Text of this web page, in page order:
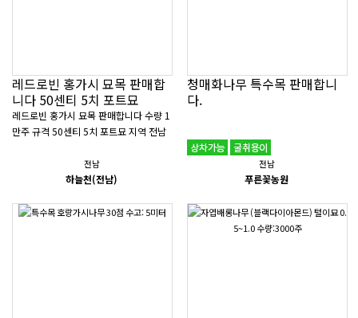
레드로빈 홍가시 묘목 판매합
니다 50센티 5치 포트묘
레드로빈 홍가시 묘목 판매합니다 수량 1
만주 규격 50센티 5치 포트묘 지역 전남
전남
하늘천(전남)
청매화나무 특수목 판매합니
다.
전남
푸른꽃농원